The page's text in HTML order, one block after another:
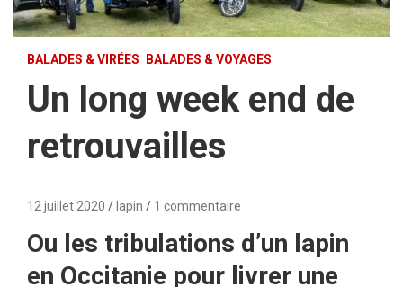
BALADES & VIRÉES BALADES & VOYAGES
Un long week end de
retrouvailles
12 juillet 2020 lapin 1 commentaire
Ou les tribulations d’un lapin
en Occitanie pour livrer une